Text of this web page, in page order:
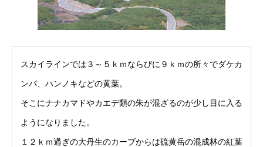
スカイラインでは３～５ｋｍならびに９ｋｍの所々でダケカ
ンバ、ハンノキなどの黄葉。
そこにナナカマドやカエデ類の朱が混ざるのが少し目に入る
ようになりました。
１２ｋｍ過ぎの大丹生のカーブからは硫黄岳の混成林の紅葉